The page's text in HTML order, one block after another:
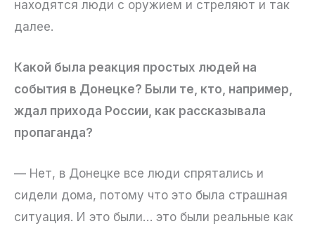
находятся люди с оружием и стреляют и так
далее.
Какой была реакция простых людей на
события в Донецке? Были те, кто, например,
ждал прихода России, как рассказывала
пропаганда?
— Нет, в Донецке все люди спрятались и
сидели дома, потому что это была страшная
ситуация. И это были… это были реальные как